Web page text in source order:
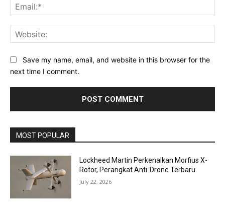
Save my name, email, and website in this browser for the
next time I comment.
MOST POPULAR
Lockheed Martin Perkenalkan Morfius X-
Rotor, Perangkat Anti-Drone Terbaru
July 22, 2026